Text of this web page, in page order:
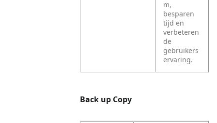
m,
besparen
tijd en
verbeteren
de
gebruikers
ervaring.
Back up Copy